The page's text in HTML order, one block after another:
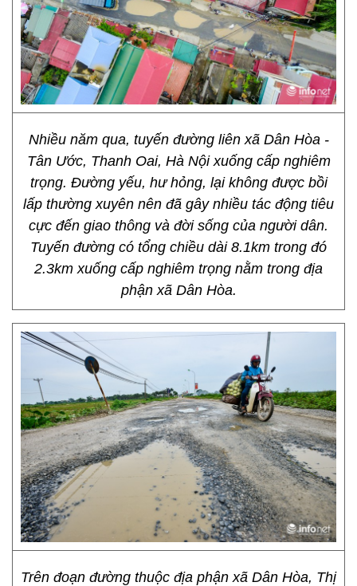
Nhiều năm qua, tuyến đường liên xã Dân Hòa -
Tân Ước, Thanh Oai, Hà Nội xuống cấp nghiêm
trọng. Đường yếu, hư hỏng, lại không được bồi
lấp thường xuyên nên đã gây nhiều tác động tiêu
cực đến giao thông và đời sống của người dân.
Tuyến đường có tổng chiều dài 8.1km trong đó
2.3km xuống cấp nghiêm trọng nằm trong địa
phận xã Dân Hòa.
Trên đoạn đường thuộc địa phận xã Dân Hòa, Thị